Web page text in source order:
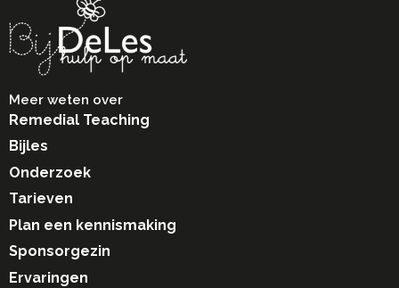
Meer weten over
Remedial Teaching
Bijles
Onderzoek
Tarieven
Plan een kennismaking
Sponsorgezin
Ervaringen